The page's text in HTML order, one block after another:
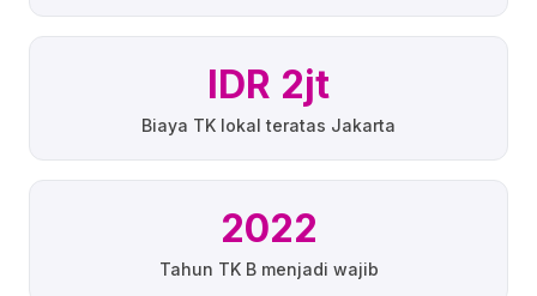
IDR 2jt
Biaya TK lokal teratas Jakarta
2022
Tahun TK B menjadi wajib